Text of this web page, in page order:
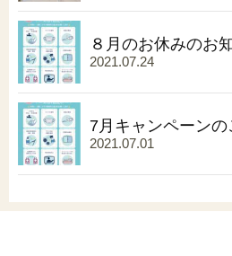
８月のお休みのお
2021.07.24
7月キャンペーンの
2021.07.01